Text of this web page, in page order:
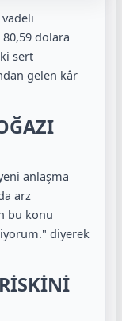
dolara
sert
gelen kâr
anlaşma
arz
bu konu
diyerek